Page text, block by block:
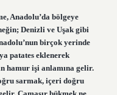
Anadolu’da bölgeye
Denizli ve Uşak gibi
birçok yerinde
patates eklenerek
hamur işi anlamına gelir.
sarmak, içeri doğru